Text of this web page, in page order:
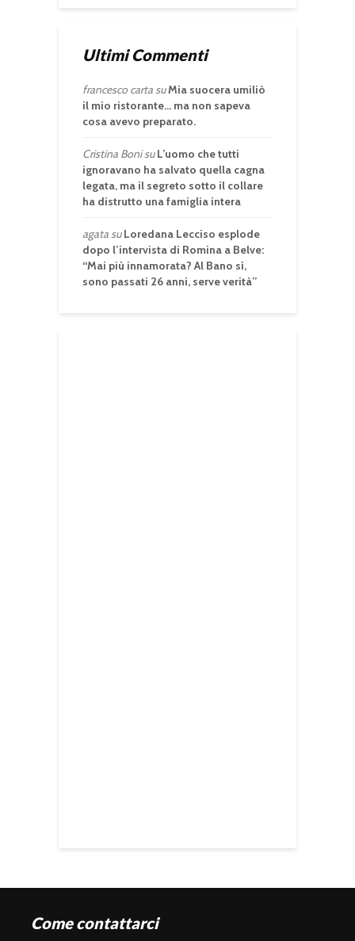
Ultimi Commenti
francesco cartasuMia suocera umiliò
il mio ristorante… ma non sapeva
cosa avevo preparato.
Cristina BonisuL’uomo che tutti
ignoravano ha salvato quella cagna
legata, ma il segreto sotto il collare
ha distrutto una famiglia intera
agatasuLoredana Lecciso esplode
dopo l’intervista di Romina a Belve:
“Mai più innamorata? Al Bano sì,
sono passati 26 anni, serve verità”
Come contattarci